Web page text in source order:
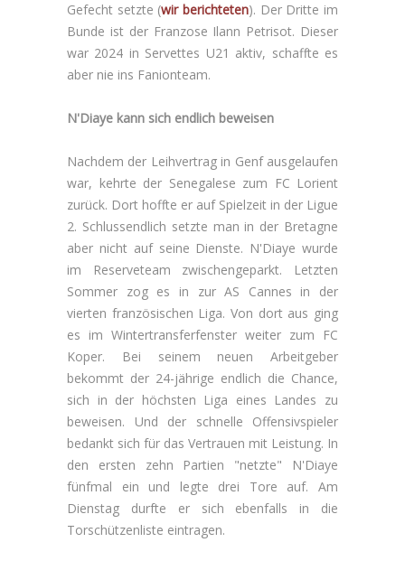
Gefecht setzte (wir berichteten). Der Dritte im
Bunde ist der Franzose Ilann Petrisot. Dieser
war 2024 in Servettes U21 aktiv, schaffte es
aber nie ins Fanionteam.
N'Diaye kann sich endlich beweisen
Nachdem der Leihvertrag in Genf ausgelaufen
war, kehrte der Senegalese zum FC Lorient
zurück. Dort hoffte er auf Spielzeit in der Ligue
2. Schlussendlich setzte man in der Bretagne
aber nicht auf seine Dienste. N'Diaye wurde
im Reserveteam zwischengeparkt. Letzten
Sommer zog es in zur AS Cannes in der
vierten französischen Liga. Von dort aus ging
es im Wintertransferfenster weiter zum FC
Koper. Bei seinem neuen Arbeitgeber
bekommt der 24-jährige endlich die Chance,
sich in der höchsten Liga eines Landes zu
beweisen. Und der schnelle Offensivspieler
bedankt sich für das Vertrauen mit Leistung. In
den ersten zehn Partien "netzte" N'Diaye
fünfmal ein und legte drei Tore auf. Am
Dienstag durfte er sich ebenfalls in die
Torschützenliste eintragen.